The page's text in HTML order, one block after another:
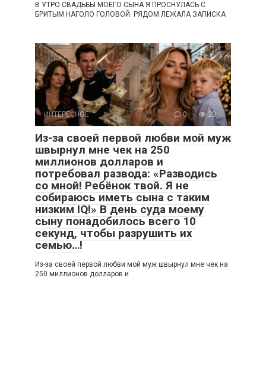
В УТРО СВАДЬБЫ МОЕГО СЫНА Я ПРОСНУЛАСЬ С
БРИТЫМ НАГОЛО ГОЛОВОЙ. РЯДОМ ЛЕЖАЛА ЗАПИСКА
ИНТЕРЕСНОЕ 0 20
Из-за своей первой любви мой муж
швырнул мне чек на 250
миллионов долларов и
потребовал развода: «Разводись
со мной! Ребёнок твой. Я не
собираюсь иметь сына с таким
низким IQ!» В день суда моему
сыну понадобилось всего 10
секунд, чтобы разрушить их
семью…!
Из-за своей первой любви мой муж швырнул мне чек на
250 миллионов долларов и